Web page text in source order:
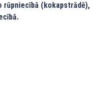
rūpniecībā (kokapstrādē),